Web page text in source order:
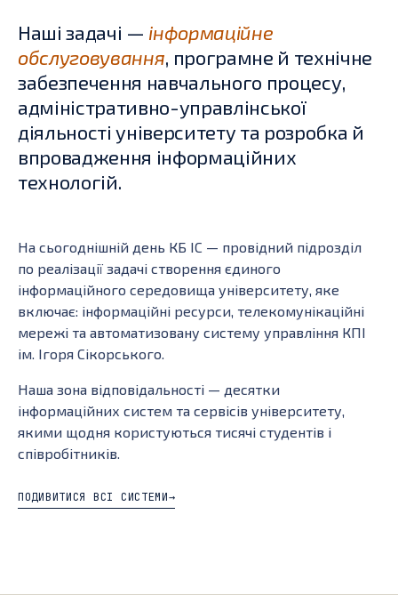
Наші задачі — інформаційне
обслуговування, програмне й технічне
забезпечення навчального процесу,
адміністративно-управлінської
діяльності університету та розробка й
впровадження інформаційних
технологій.
На сьогоднішній день КБ ІС — провідний підрозділ
по реалізації задачі створення єдиного
інформаційного середовища університету, яке
включає: інформаційні ресурси, телекомунікаційні
мережі та автоматизовану систему управління КПІ
ім. Ігоря Сікорського.
Наша зона відповідальності — десятки
інформаційних систем та сервісів університету,
якими щодня користуються тисячі студентів і
співробітників.
ПОДИВИТИСЯ ВСІ СИСТЕМИ→